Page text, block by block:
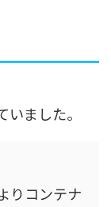
ました。
りコンテナ